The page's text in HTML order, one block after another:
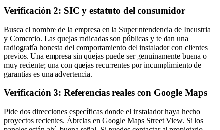
Verificación 2: SIC y estatuto del consumidor
Busca el nombre de la empresa en la Superintendencia de Industria
y Comercio. Las quejas radicadas son públicas y te dan una
radiografía honesta del comportamiento del instalador con clientes
previos. Una empresa sin quejas puede ser genuinamente buena o
muy reciente; una con quejas recurrentes por incumplimiento de
garantías es una advertencia.
Verificación 3: Referencias reales con Google Maps
Pide dos direcciones específicas donde el instalador haya hecho
proyectos recientes. Ábrelas en Google Maps Street View. Si los